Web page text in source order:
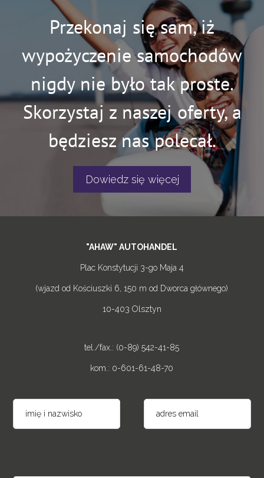
Przekonaj się sam, iż
wypożyczenie samochodów
nigdy nie było tak proste.
Skorzystaj z naszej oferty, a
będziesz nas polecał.
Dowiedz się więcej
"AHAW" AUTOHANDEL
Plac Konstytucji 3-go Maja 4
(wjazd od Kościuszki 6, 150 m od Dworca głównego)
10-403 Olsztyn
tel./fax.: (0-89) 542-41-85
kom.: 0-601-61-48-70